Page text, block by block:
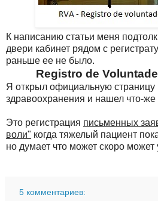
К написанию статьи меня
двери кабинет рядом с
раньше ее не было.
Registro de
Я открыл официальную
здравоохранения и нашел что-же
Это регистрация письменных
воли" когда тяжелый пациент
но думает что может скоро может
5 комментариев: